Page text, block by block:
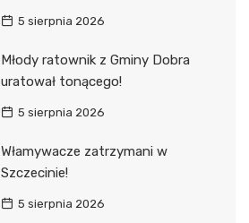
5 sierpnia 2026
Młody ratownik z Gminy Dobra
uratował tonącego!
5 sierpnia 2026
Włamywacze zatrzymani w
Szczecinie!
5 sierpnia 2026